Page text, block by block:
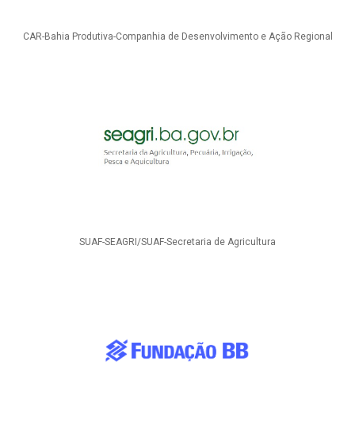
CAR-Bahia Produtiva-Companhia de Desenvolvimento e Ação Regional
SUAF-SEAGRI/SUAF-Secretaria de Agricultura